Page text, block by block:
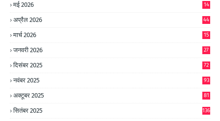
मई 2026
14
अप्रैल 2026 44
मार्च 2026 15
जनवरी 2026 27
दिसंबर 2025 72
नवंबर 2025 93
अक्टूबर 2025 81
सितंबर 2025 136